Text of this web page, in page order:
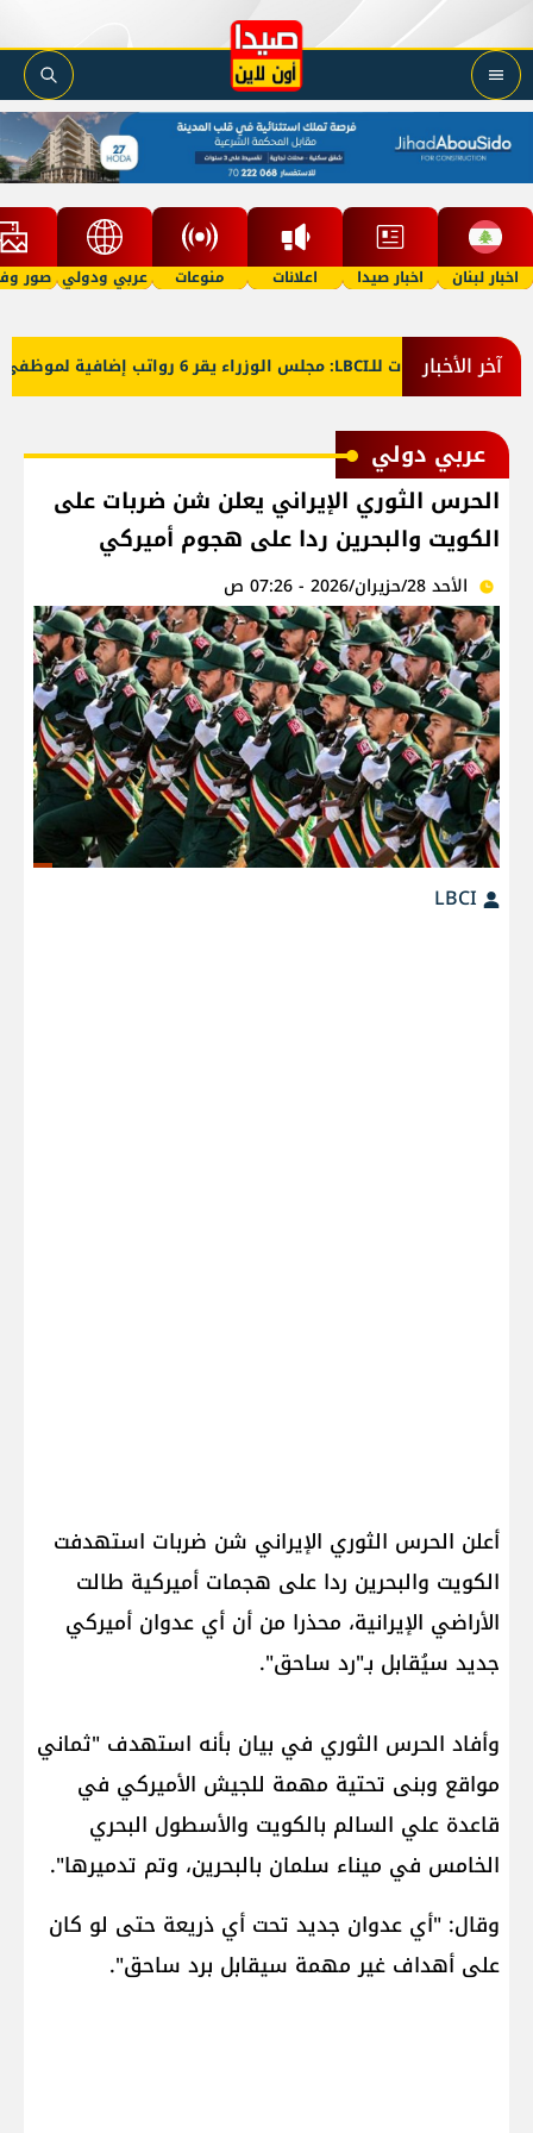
اخبار لبنان اخبار صيدا اعلانات منوعات عربي ودولي صور
آخر الأخبار
معلومات للـLBCI: مجلس الوزراء يقر 6 رواتب إضافية لموظفي القطاع العام وصرف الفروقات بأثر رجعي منذ آذار
عربي دولي
الحرس الثوري الإيراني يعلن شن ضربات على
الكويت والبحرين ردا على هجوم أميركي
الأحد 28/حزيران/2026 - 07:26 ص
أعلن الحرس الثوري الإيراني شن ضربات استهدفت
الكويت والبحرين ردا على هجمات أميركية طالت
الأراضي الإيرانية، محذرا من أن أي عدوان أميركي
جديد سيُقابل بـ"رد ساحق".
وأفاد الحرس الثوري في بيان بأنه استهدف "ثماني
مواقع وبنى تحتية مهمة للجيش الأميركي في
قاعدة علي السالم بالكويت والأسطول البحري
الخامس في ميناء سلمان بالبحرين، وتم تدميرها".
وقال: "أي عدوان جديد تحت أي ذريعة حتى لو كان
على أهداف غير مهمة سيقابل برد ساحق".